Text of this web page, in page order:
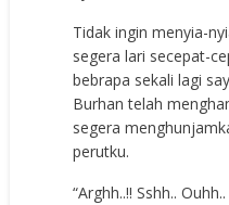
Tidak ingin menyia-
segera lari secepat-
bebrapa sekali lagi
Burhan telah
segera
perutku.
“Arghh..!! Sshh..